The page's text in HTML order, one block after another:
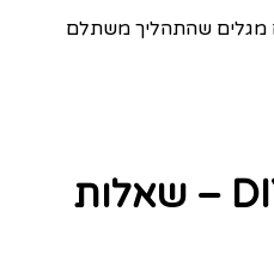
מגלים שהתהליך משתלם
בניית אתרים DIY – שאלות